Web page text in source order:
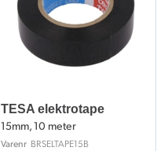
TESA elektrotape
15mm, 10 meter
Varenr BRSELTAPE15B